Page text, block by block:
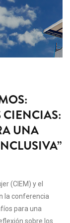
CIENCIAS:
UNA
(CIEM) y el
la conferencia
para una
sobre los